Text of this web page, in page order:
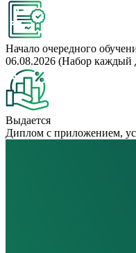
Начало очередного
06.08.2026 (Набор каждый
Выдается
Диплом с приложением,